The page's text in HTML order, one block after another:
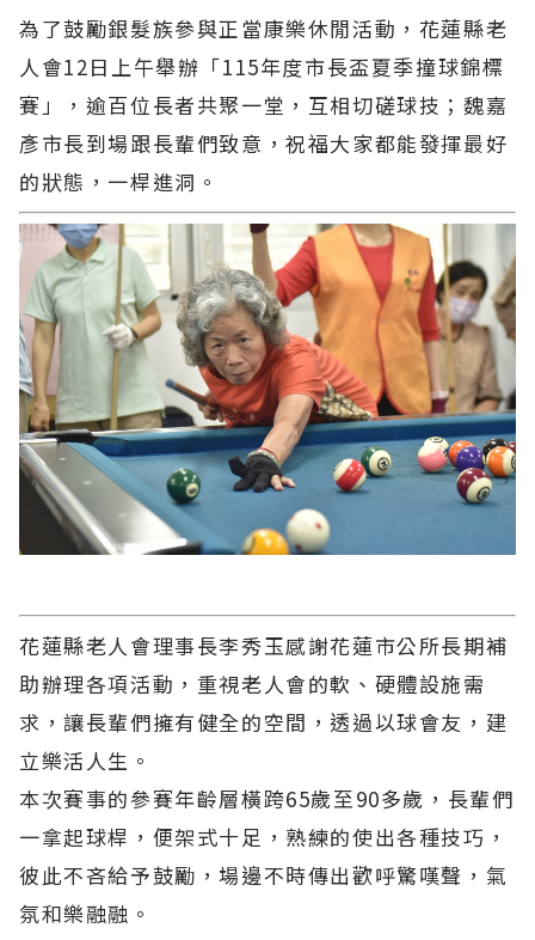
為了鼓勵銀髮族參與正當康樂休閒活動，花蓮縣老
人會12日上午舉辦「115年度市長盃夏季撞球錦標
賽」，逾百位長者共聚一堂，互相切磋球技；魏嘉
彥市長到場跟長輩們致意，祝福大家都能發揮最好
的狀態，一桿進洞。
花蓮縣老人會理事長李秀玉感謝花蓮市公所長期補
助辦理各項活動，重視老人會的軟、硬體設施需
求，讓長輩們擁有健全的空間，透過以球會友，建
立樂活人生。
本次賽事的參賽年齡層橫跨65歲至90多歲，長輩們
一拿起球桿，便架式十足，熟練的使出各種技巧，
彼此不吝給予鼓勵，場邊不時傳出歡呼驚嘆聲，氣
氛和樂融融。